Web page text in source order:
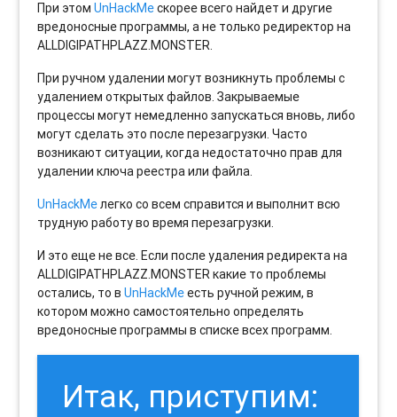
При этомUnHackMeскорее всего найдет и другие
вредоносные программы, а не только редиректор на
ALLDIGIPATHPLAZZ.MONSTER.
При ручном удалении могут возникнуть проблемы с
удалением открытых файлов. Закрываемые
процессы могут немедленно запускаться вновь, либо
могут сделать это после перезагрузки. Часто
возникают ситуации, когда недостаточно прав для
удалении ключа реестра или файла.
UnHackMeлегко со всем справится и выполнит всю
трудную работу во время перезагрузки.
И это еще не все. Если после удаления редиректа на
ALLDIGIPATHPLAZZ.MONSTER какие то проблемы
остались, то вUnHackMeесть ручной режим, в
котором можно самостоятельно определять
вредоносные программы в списке всех программ.
Итак, приступим: